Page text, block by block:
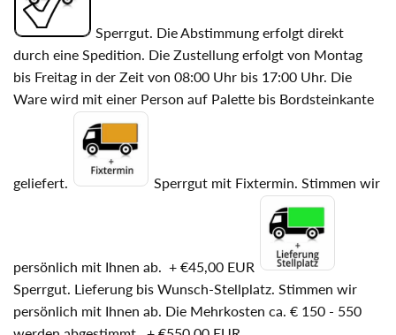
Sperrgut. Die Abstimmung erfolgt direkt
durch eine Spedition. Die Zustellung erfolgt von Montag
bis Freitag in der Zeit von 08:00 Uhr bis 17:00 Uhr. Die
Ware wird mit einer Person auf Palette bis Bordsteinkante
geliefert. Sperrgut mit Fixtermin. Stimmen wir
persönlich mit Ihnen ab. + €45,00 EUR
Sperrgut. Lieferung bis Wunsch-Stellplatz. Stimmen wir
persönlich mit Ihnen ab. Die Mehrkosten ca. € 150 - 550